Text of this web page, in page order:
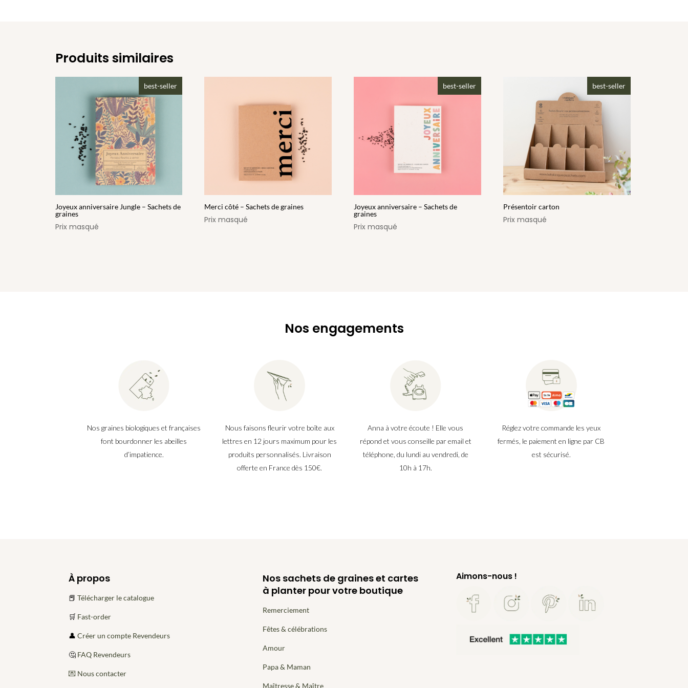
Produits similaires
best-seller
Joyeux anniversaire Jungle – Sachets de
graines
Prix masqué
Merci côté – Sachets de graines
Prix masqué
best-seller
Joyeux anniversaire – Sachets de
graines
Prix masqué
best-seller
Présentoir carton
Prix masqué
Nos engagements
Nos graines biologiques et françaises
font bourdonner les abeilles
d’impatience.
Nous faisons fleurir votre boîte aux
lettres en 12 jours maximum pour les
produits personnalisés. Livraison
offerte en France dès 150€.
Anna à votre écoute ! Elle vous
répond et vous conseille par email et
téléphone, du lundi au vendredi, de
10h à 17h.
Réglez votre commande les yeux
fermés, le paiement en ligne par CB
est sécurisé.
À propos
📕Télécharger le catalogue
🛒 Fast-order
👤Créer un compte Revendeurs
🤔 FAQ Revendeurs
💌 Nous contacter
Nos sachets de graines et cartes
à planter pour votre boutique
Remerciement
Fêtes & célébrations
Amour
Papa & Maman
Maîtresse & Maître
Aimons-nous !